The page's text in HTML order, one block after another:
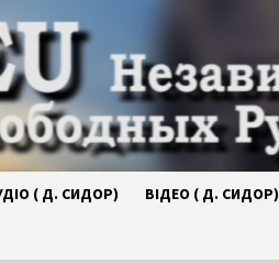
( Д. СИДОР) ВІДЕО ( Д. СИДОР)